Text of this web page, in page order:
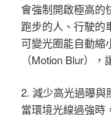
會強制開啟極高的
跑步的人、行駛的
可變光圈能自動縮
（Motion Blur）
2. 減少高光過曝與
當環境光線過強時